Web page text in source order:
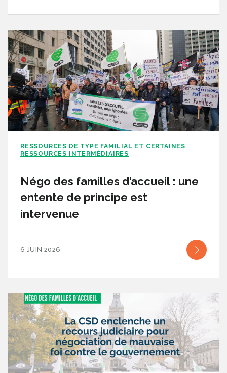
RESSOURCES DE TYPE FAMILIAL ET CERTAINES
RESSOURCES INTERMÉDIAIRES
Négo des familles d’accueil : une
entente de principe est
intervenue
6 JUIN 2026